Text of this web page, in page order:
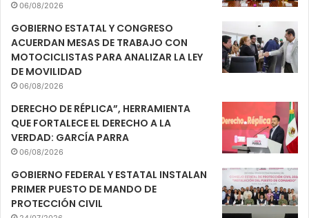
06/08/2026
GOBIERNO ESTATAL Y CONGRESO
ACUERDAN MESAS DE TRABAJO CON
MOTOCICLISTAS PARA ANALIZAR LA LEY
DE MOVILIDAD
06/08/2026
DERECHO DE RÉPLICA”, HERRAMIENTA
QUE FORTALECE EL DERECHO A LA
VERDAD: GARCÍA PARRA
06/08/2026
GOBIERNO FEDERAL Y ESTATAL INSTALAN
PRIMER PUESTO DE MANDO DE
PROTECCIÓN CIVIL